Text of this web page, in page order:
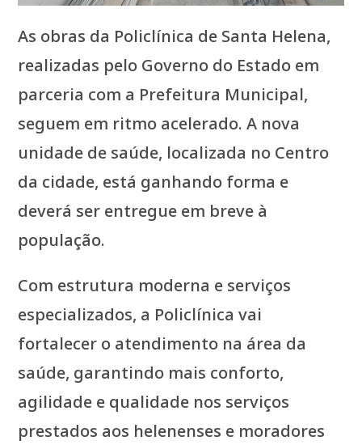
As obras da Policlínica de Santa Helena,
realizadas pelo Governo do Estado em
parceria com a Prefeitura Municipal,
seguem em ritmo acelerado. A nova
unidade de saúde, localizada no Centro
da cidade, está ganhando forma e
deverá ser entregue em breve à
população.
Com estrutura moderna e serviços
especializados, a Policlínica vai
fortalecer o atendimento na área da
saúde, garantindo mais conforto,
agilidade e qualidade nos serviços
prestados aos helenenses e moradores